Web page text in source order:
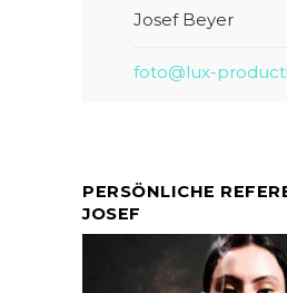
Josef Beyer
foto@lux-
PERSÖNLICHE
JOSEF